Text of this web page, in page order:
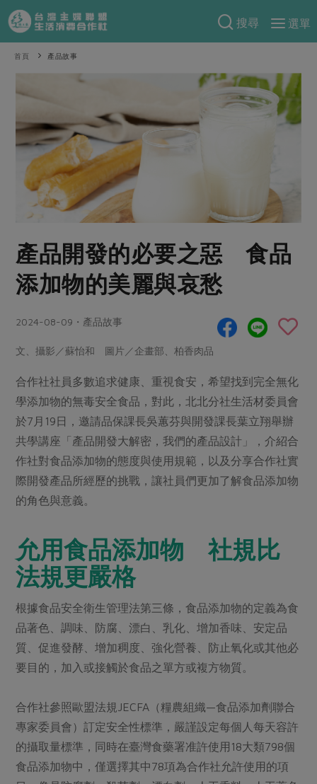
搜尋
選單
產品分類
芽苗類 蕈菇類
辛香料類
奶蛋豆・五穀
乳製品
豆製品 米麵雜糧
肉品・水產
畜產肉類
水畜加工品
調理食材・點心
調味醬料/南北貨 烘焙
休閒零嘴 沖泡飲品
保健食品
居家好物
家庭清潔 織品
日用品
防災用品
最新產品
素食專區
樂齡友善
食材
米食
麵食
海鮮
常備菜
蔬食
蛋料理
料理方式
醬料
湯品．鍋物
漬物
涼拌沙拉
飲品
主題食譜
異國料理
年菜食譜
養身食補
節慶大餐
高麗菜海鮮煎餅
特別企畫
預購活動
把最好的台灣味帶回家！
防災用品預購圓滿結束
更多預購活動
合作25-精選產品第四彈
合作25-精選產品第三彈
更多當季產品
議題活動
主婦聯盟X樂齡網特約優惠案
2024農業發展計畫年度報告
更多議題活動
把最好的台灣味帶回家！
綠主張
觀點文章
主婦食堂 一籃菜真心話
社內大小事 合作聯合國
產品故事 生活提案
樂齡生活 親子食育
廚房瑜伽
減硝酸鹽 惜食
非基改運動 支持本土農糧
廢核運動 能源議題
減添加物 減塑減廢
生活者e週報
綠主張月刊
典藏閱覽室
關於合作社
關於我們
合作社組織
產品檢驗
自主把關
檢驗報告
硝酸鹽檢驗
社員權益
合作社法規
社務專區
選舉專區
最新消息
媒體報導
下載專區
地區活動
社務會議 地區活動
活動報下載
首頁 產品故事
產品開發的必要之惡 食品
添加物的美麗與哀愁
2024-08-09・產品故事
文、攝影／蘇怡和 圖片／企畫部、柏香肉品
合作社社員多數追求健康、重視食安，希望找到完全無化
學添加物的無毒安全食品，對此，北北分社生活材委員會
於7月19日，邀請品保課長吳蕙芬與開發課長葉立翔舉辦
共學講座「產品開發大解密，我們的產品設計」，介紹合
作社對食品添加物的態度與使用規範，以及分享合作社實
際開發產品所經歷的挑戰，讓社員們更加了解食品添加物
的角色與意義。
允用食品添加物 社規比
法規更嚴格
根據食品安全衛生管理法第三條，食品添加物的定義為食
品著色、調味、防腐、漂白、乳化、增加香味、安定品
質、促進發酵、增加稠度、強化營養、防止氧化或其他必
要目的，加入或接觸於食品之單方或複方物質。
合作社參照歐盟法規JECFA（糧農組織—食品添加劑聯合
專家委員會）訂定安全性標準，嚴謹設定每個人每天容許
的攝取量標準，同時在臺灣食藥署准許使用18大類798個
食品添加物中，僅選擇其中78項為合作社允許使用的項